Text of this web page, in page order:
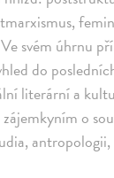
svém úhrnu
do
literární a
o